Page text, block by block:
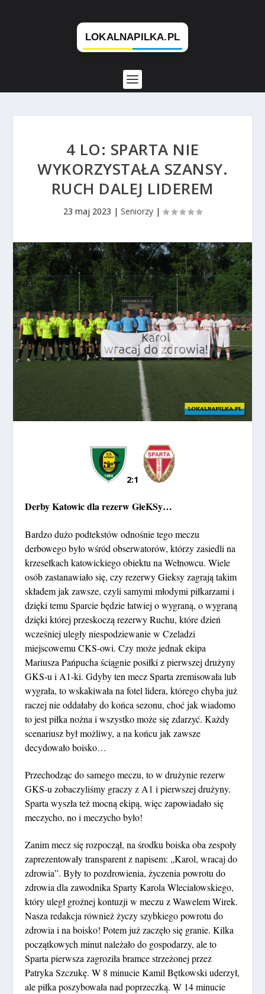
4 LO: SPARTA NIE
WYKORZYSTAŁA SZANSY.
RUCH DALEJ LIDEREM
23 maj 2023 | Seniorzy |
2:1
Derby Katowic dla rezerw GieKSy…
Bardzo dużo podtekstów odnośnie tego meczu
derbowego było wśród obserwatorów, którzy zasiedli na
krzesełkach katowickiego obiektu na Wełnowcu. Wiele
osób zastanawiało się, czy rezerwy Gieksy zagrają takim
składem jak zawsze, czyli samymi młodymi piłkarzami i
dzięki temu Sparcie będzie łatwiej o wygraną, o wygraną
dzięki której przeskoczą rezerwy Ruchu, które dzień
wcześniej uległy niespodziewanie w Czeladzi
miejscowemu CKS-owi. Czy może jednak ekipa
Mariusza Pańpucha ściągnie posiłki z pierwszej drużyny
GKS-u i A1-ki. Gdyby ten mecz Sparta zremisowała lub
wygrała, to wskakiwała na fotel lidera, którego chyba już
raczej nie oddałaby do końca sezonu, choć jak wiadomo
to jest piłka nożna i wszystko może się zdarzyć. Każdy
scenariusz był możliwy, a na końcu jak zawsze
decydowało boisko…
Przechodząc do samego meczu, to w drużynie rezerw
GKS-u zobaczyliśmy graczy z A1 i pierwszej drużyny.
Sparta wyszła też mocną ekipą, więc zapowiadało się
meczycho, no i meczycho było!
Zanim mecz się rozpoczął, na środku boiska oba zespoły
zaprezentowały transparent z napisem: „Karol, wracaj do
zdrowia”. Były to pozdrowienia, życzenia powrotu do
zdrowia dla zawodnika Sparty Karola Wleciałowskiego,
który uległ groźnej kontuzji w meczu z Wawelem Wirek.
Nasza redakcja również życzy szybkiego powrotu do
zdrowia i na boisko! Potem już zaczęło się granie. Kilka
początkowych minut należało do gospodarzy, ale to
Sparta pierwsza zagroziła bramce strzeżonej przez
Patryka Szczukę. W 8 minucie Kamil Bętkowski uderzył,
ale piłka poszybowała nad poprzeczką. W 14 minucie